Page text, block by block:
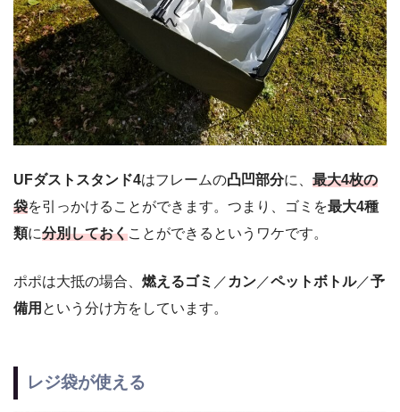
UFダストスタンド4はフレームの凸凹部分に、 最大4枚の
袋を引っかけることができます。つまり、ゴミを最大4種
類に分別しておくことができるというワケです。
ポポは大抵の場合、 燃えるゴミ ／ カン ／ペットボトル／予
備用 という分け方をしています。
レジ袋が使える